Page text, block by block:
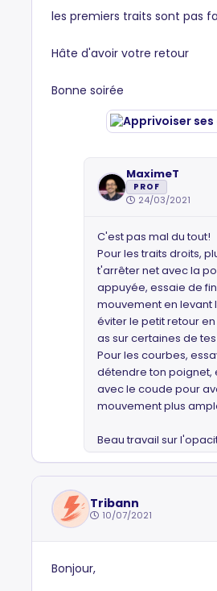
les premiers traits sont pas
Hâte d'avoir votre retour
Bonne soirée
MaximeT
PROF
24/03/2021
C'est pas mal du tout!
Pour les traits droits,
t'arrêter net avec la
appuyée, essaie de
mouvement en levant
éviter le petit retour
as sur certaines de
Pour les courbes,
détendre ton poignet,
avec le coude pour
mouvement plus
Beau travail sur
Tribann
10/07/2021
Bonjour,